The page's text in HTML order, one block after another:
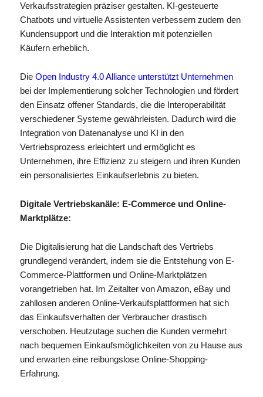
Verkaufsstrategien präziser gestalten. KI-gesteuerte
Chatbots und virtuelle Assistenten verbessern zudem den
Kundensupport und die Interaktion mit potenziellen
Käufern erheblich.
Die Open Industry 4.0 Alliance unterstützt Unternehmen
bei der Implementierung solcher Technologien und fördert
den Einsatz offener Standards, die die Interoperabilität
verschiedener Systeme gewährleisten. Dadurch wird die
Integration von Datenanalyse und KI in den
Vertriebsprozess erleichtert und ermöglicht es
Unternehmen, ihre Effizienz zu steigern und ihren Kunden
ein personalisiertes Einkaufserlebnis zu bieten.
Digitale Vertriebskanäle: E-Commerce und Online-
Marktplätze:
Die Digitalisierung hat die Landschaft des Vertriebs
grundlegend verändert, indem sie die Entstehung von E-
Commerce-Plattformen und Online-Marktplätzen
vorangetrieben hat. Im Zeitalter von Amazon, eBay und
zahllosen anderen Online-Verkaufsplattformen hat sich
das Einkaufsverhalten der Verbraucher drastisch
verschoben. Heutzutage suchen die Kunden vermehrt
nach bequemen Einkaufsmöglichkeiten von zu Hause aus
und erwarten eine reibungslose Online-Shopping-
Erfahrung.